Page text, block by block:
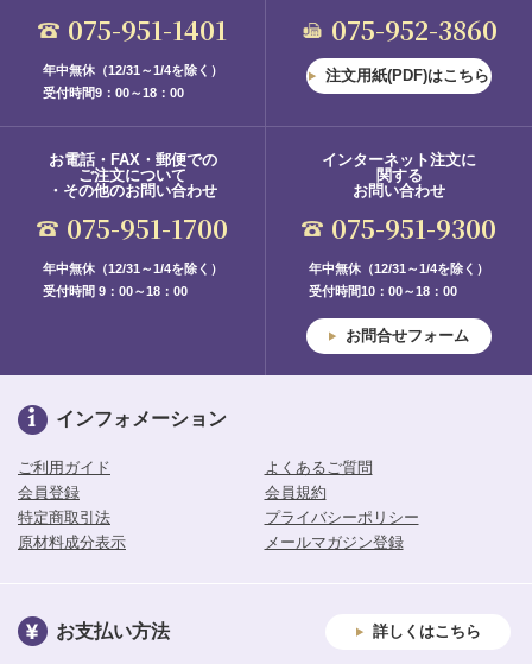
075-951-1401
年中無休（12/31～1/4を除く）
受付時間9：00～18：00
075-952-3860
注文用紙(PDF)はこちら
お電話・FAX・郵便での
ご注文について
・その他のお問い合わせ
075-951-1700
年中無休（12/31～1/4を除く）
受付時間 9：00～18：00
インターネット注文に
関する
お問い合わせ
075-951-9300
年中無休（12/31～1/4を除く）
受付時間10：00～18：00
お問合せフォーム
インフォメーション
ご利用ガイド
よくあるご質問
会員登録
会員規約
特定商取引法
プライバシーポリシー
原材料成分表示
メールマガジン登録
お支払い方法 詳しくはこちら